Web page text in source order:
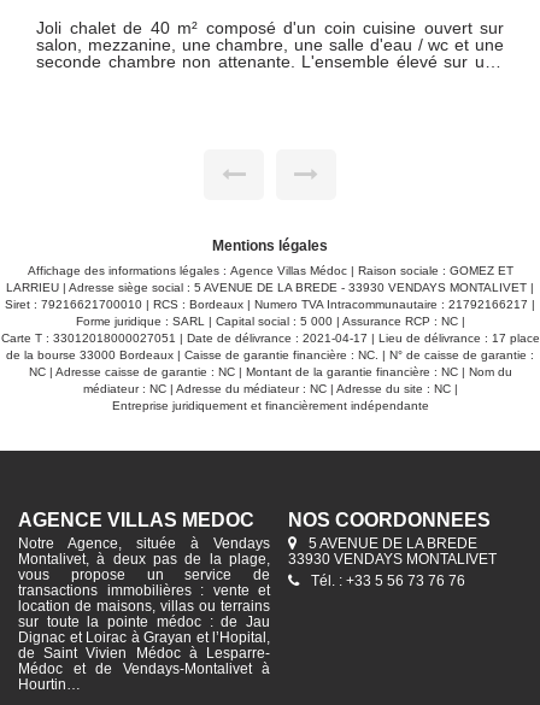
A - 500 m de la piste cyclable pour rejoindre l'océan ou le
centre ville, venez découvrir cette belle contemporaine
l'étage, une mezzanine pouvant servir de bureau ou de
garage de 33 m² viennent compléter ce bien de caractère. A
Mentions légales
Affichage des informations légales : Agence Villas Médoc | Raison sociale : GOMEZ ET
LARRIEU | Adresse siège social : 5 AVENUE DE LA BREDE - 33930 VENDAYS MONTALIVET |
Siret : 79216621700010 | RCS : Bordeaux | Numero TVA Intracommunautaire : 21792166217 |
Forme juridique : SARL | Capital social : 5 000 | Assurance RCP : NC |
Carte T : 33012018000027051 | Date de délivrance : 2021-04-17 | Lieu de délivrance : 17 place
de la bourse 33000 Bordeaux | Caisse de garantie financière : NC. | N° de caisse de garantie :
NC | Adresse caisse de garantie : NC | Montant de la garantie financière : NC | Nom du
médiateur : NC | Adresse du médiateur : NC | Adresse du site : NC |
Entreprise juridiquement et financièrement indépendante
AGENCE VILLAS MÉDOC
Notre Agence, située à Vendays
Montalivet, à deux pas de la plage,
vous propose un service de
transactions immobilières : vente et
location de maisons, villas ou terrains
sur toute la pointe médoc : de Jau
Dignac et Loirac à Grayan et l’Hopital,
de Saint Vivien Médoc à Lesparre-
Médoc et de Vendays-Montalivet à
Hourtin…
NOS COORDONNÉES
5 AVENUE DE LA BREDE
33930 VENDAYS MONTALIVET
Tél. : +33 5 56 73 76 76